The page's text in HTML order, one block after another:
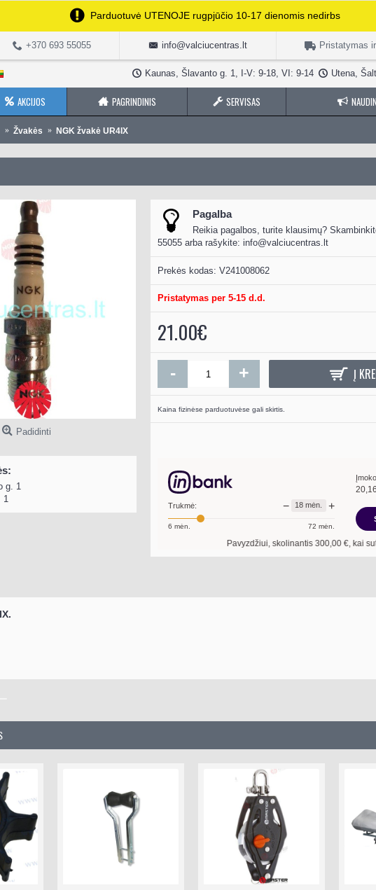
Parduotuvė UTENOJE rugpjūčio 10-17 dienomis nedirbs
+370 693 55055 info@valciucentras.lt Pristatymas
Kaunas, Šlavanto g. 1, I-V: 9-18, VI: 9-14 Utena,
AKCIJOS PAGRINDINIS SERVISAS
Žvakės NGK žvakė UR4IX
Padidinti
g. 1
1
Pagalba
Reikia pagalbos, turite klausimų?
55055 arba rašykite: info@valciucentras.lt
Prekės kodas: V241008062
Pristatymas per 5-15 d.d.
21.00€
- + Į
Kaina fizinėse parduotuvėse gali skirtis.
Trukmė: − 18 mėn. +
6 mėn. 72 mėn.
20,16
Pavyzdžiui, skolinantis300,00€, kai sutartis